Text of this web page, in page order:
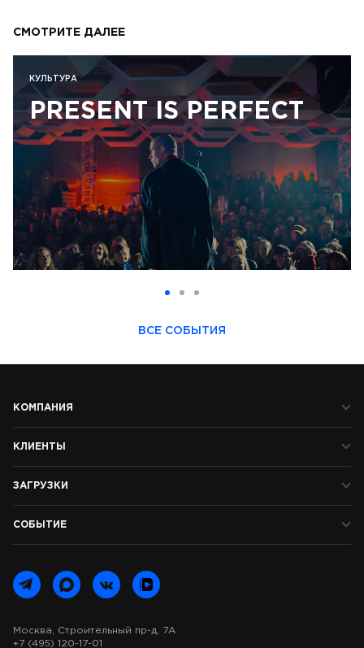
СМОТРИТЕ ДАЛЕЕ
КУЛЬТУРА
PRESENT IS PERFECT
ВСЕ СОБЫТИЯ
Москва, Строительный пр-д, 7А
+7 (495) 120-17-01
КОМПАНИЯ
КЛИЕНТЫ
ЗАГРУЗКИ
СОБЫТИЕ